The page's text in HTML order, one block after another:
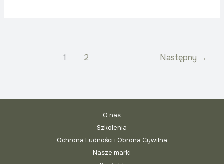
1 2 Następny →
O nas
Szkolenia
Ochrona Ludności i Obrona Cywilna
Nasze marki